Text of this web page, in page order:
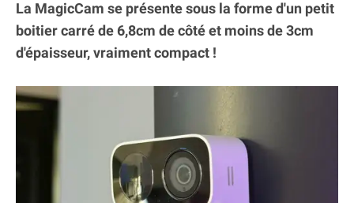
La MagicCam se présente sous la forme d'un petit
boitier carré de 6,8cm de côté et moins de 3cm
d'épaisseur, vraiment compact !